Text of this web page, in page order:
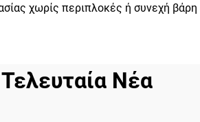
χωρίς περιπλοκές ή συνεχή
Τελευταία Νέα